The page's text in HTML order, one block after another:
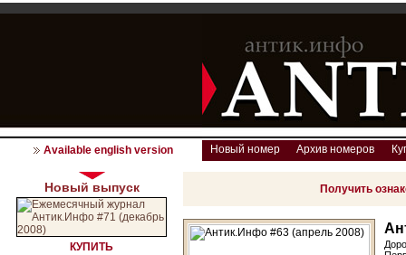
Available english version Новый номер Архив номеров
Новый выпуск
КУПИТЬ
Получить